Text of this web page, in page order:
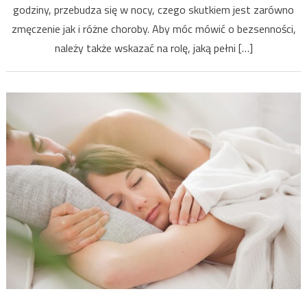
godziny, przebudza się w nocy, czego skutkiem jest zarówno
zmęczenie jak i różne choroby. Aby móc mówić o bezsenności,
należy także wskazać na rolę, jaką pełni […]